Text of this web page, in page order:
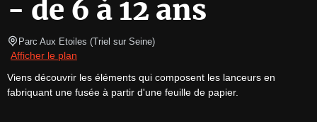
- de 6 à 12 ans
Parc Aux Etoiles (Triel sur Seine)
Afficher le plan
Viens découvrir les éléments qui composent les lanceurs en
fabriquant une fusée à partir d'une feuille de papier.